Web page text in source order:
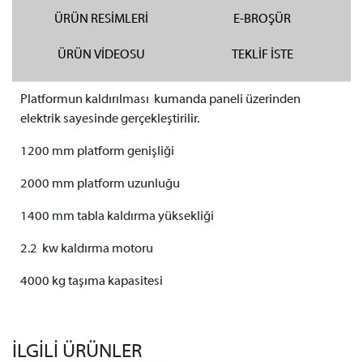
ÜRÜN RESİMLERİ E-BROŞÜR
ÜRÜN VİDEOSU TEKLİF İSTE
Platformun kaldırılması kumanda paneli üzerinden
elektrik sayesinde gerçekleştirilir.
1200 mm platform genişliği
2000 mm platform uzunluğu
1400 mm tabla kaldırma yüksekliği
2.2 kw kaldırma motoru
4000 kg taşıma kapasitesi
İLGİLİ ÜRÜNLER